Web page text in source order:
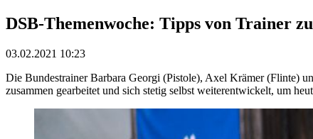
DSB-Themenwoche: Tipps von Trainer
03.02.2021 10:23
Die Bundestrainer Barbara Georgi (Pistole), Axel Krämer (Flinte)
zusammen gearbeitet und sich stetig selbst weiterentwickelt, um